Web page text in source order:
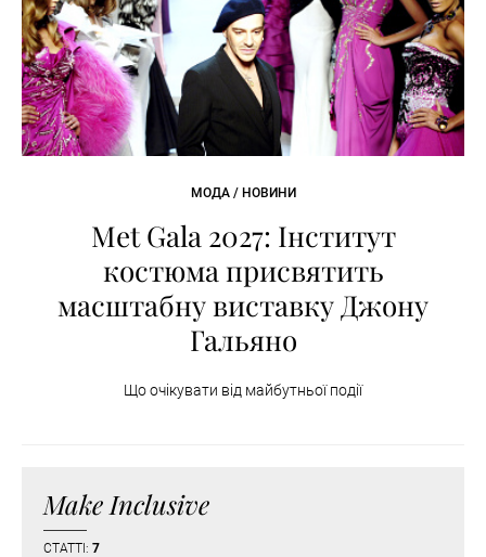
МОДА / НОВИНИ
Met Gala 2027: Інститут
костюма присвятить
масштабну виставку Джону
Гальяно
Що очікувати від майбутньої події
Make Inclusive
СТАТТІ: 7